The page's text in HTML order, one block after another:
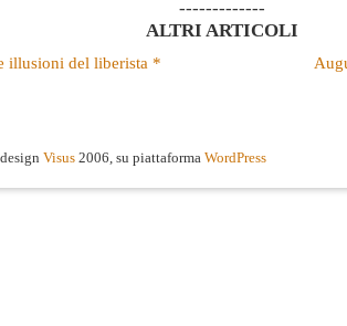
-------------
ALTRI ARTICOLI
illusioni del liberista *
Visus 2006, su piattaforma WordPress